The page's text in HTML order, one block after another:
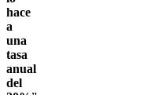
hace
a
una
tasa
anual
del